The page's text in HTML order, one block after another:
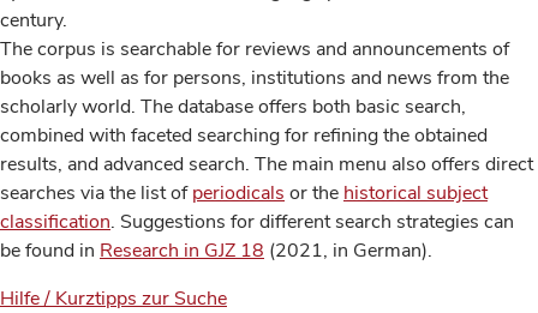
century.
The corpus is searchable for reviews and announcements of
books as well as for persons, institutions and news from the
scholarly world. The database offers both basic search,
combined with faceted searching for refining the obtained
results, and advanced search. The main menu also offers direct
searches via the list ofperiodicals or the historical subject
classification. Suggestions for different search strategies can
be found in Research in GJZ 18 (2021, in German).
Hilfe / Kurztipps zur Suche